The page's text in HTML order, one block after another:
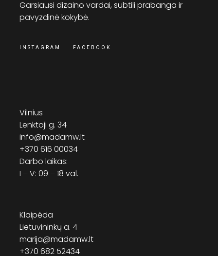
Garsiausi dizaino vardai, subtili prabanga ir
pavyzdinė kokybė.
INSTAGRAM FACEBOOK
Vilnius
Lenktoji g. 34
info@madamw.lt
+370 616 00034
Darbo laikas:
I – V: 09 – 18 val.
Klaipėda
Lietuvininkų a. 4
marija@madamw.lt
+370 682 52434